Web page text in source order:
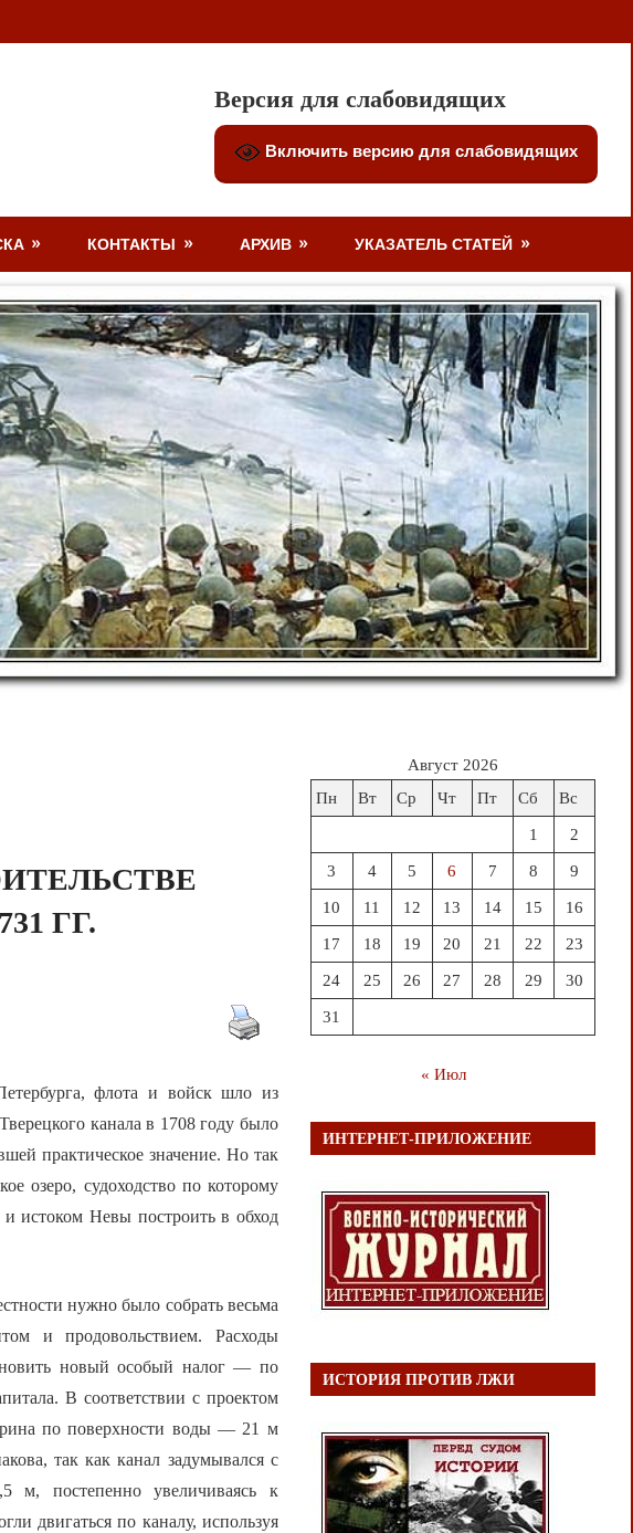
Версия для слабовидящих
Включить версию для слабовидящих
КОНТАКТЫ АРХИВ УКАЗАТЕЛЬ СТАТЕЙ
ГГ.
флота и войск шло из
канала в 1708 году было
практическое значение. Но так
озеро, судоходство по которому
истоком Невы построить в обход
нужно было собрать весьма
и продовольствием. Расходы
новый особый налог — по
В соответствии с проектом
по поверхности воды — 21 м
так как канал задумывался с
м, постепенно увеличиваясь к
двигаться по каналу, используя
Август 2026
Пн
Вт Ср Чт Пт Сб Вс
1 2
3 4 5 6 7 8 9
10 11 12 13 14 15 16
17 18 19 20 21 22 23
24 25 26 27 28 29 30
31
« Июл
ИНТЕРНЕТ-ПРИЛОЖЕНИЕ
ИСТОРИЯ ПРОТИВ ЛЖИ